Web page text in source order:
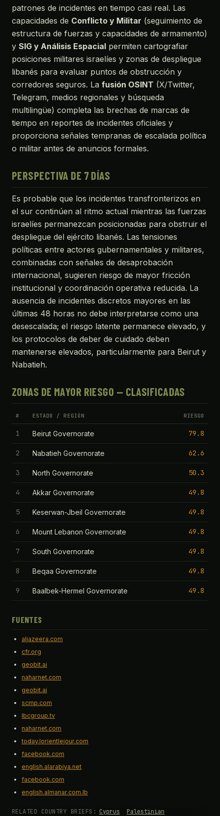
patrones de incidentes en tiempo casi real. Las
capacidades de Conflicto y Militar (seguimiento de
estructura de fuerzas y capacidades de armamento)
y SIG y Análisis Espacial permiten cartografiar
posiciones militares israelíes y zonas de despliegue
libanés para evaluar puntos de obstrucción y
corredores seguros. La fusión OSINT (X/Twitter,
Telegram, medios regionales y búsqueda
multilingüe) completa las brechas de marcas de
tiempo en reportes de incidentes oficiales y
proporciona señales tempranas de escalada política
o militar antes de anuncios formales.
PERSPECTIVA DE 7 DÍAS
Es probable que los incidentes transfronterizos en
el sur continúen al ritmo actual mientras las fuerzas
israelíes permanezcan posicionadas para obstruir el
despliegue del ejército libanés. Las tensiones
políticas entre actores gubernamentales y militares,
combinadas con señales de desaprobación
internacional, sugieren riesgo de mayor fricción
institucional y coordinación operativa reducida. La
ausencia de incidentes discretos mayores en las
últimas 48 horas no debe interpretarse como una
desescalada; el riesgo latente permanece elevado, y
los protocolos de deber de cuidado deben
mantenerse elevados, particularmente para Beirut y
Nabatieh.
ZONAS DE MAYOR RIESGO — CLASIFICADAS
# ESTADO / REGIÓN RIESGO
1 Beirut Governorate 79.8
2 Nabatieh Governorate 62.6
3 North Governorate 50.3
4 Akkar Governorate 49.8
5 Keserwan-Jbeil Governorate 49.8
6 Mount Lebanon Governorate 49.8
7 South Governorate 49.8
8 Beqaa Governorate 49.8
9 Baalbek-Hermel Governorate 49.8
FUENTES
aljazeera.com
cfr.org
geobit.ai
naharnet.com
geobit.ai
scmp.com
lbcgroup.tv
naharnet.com
today.lorientlejour.com
facebook.com
english.alarabiya.net
facebook.com
english.almanar.com.lb
RELATED COUNTRY BRIEFS: Cyprus
Palestinian